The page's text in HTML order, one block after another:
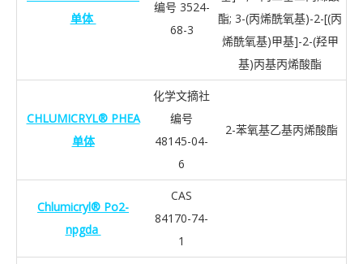
单体
编号 3524-
68-3
酯; 3-(丙烯酰氧基)-2-[(丙
烯酰氧基)甲基]-2-(羟甲
基)丙基丙烯酸酯
CHLUMICRYL® PHEA
单体
化学文摘社
编号
48145-04-
6
2-苯氧基乙基丙烯酸酯
Chlumicryl® Po2-
npgda
CAS
84170-74-
1